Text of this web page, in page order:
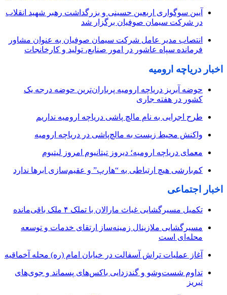
آیین سوگواری اربعین حسینی و بزرگداشت رهبر شهید انقلاب
در شرکت سیمان صوفیان برگزار شد
انتصاب مدیر عامل شرکت سیمان صوفیان به عنوان مشاور
فرمانده سپاه عاشور در امور صنایع، تولید و کارخانجات
اخبار دریاچه ارومیه
حوضه آبریز دریاچه ارومیه پرباران‌ترین حوضه‌ درجه یک
کشور در هفته جاری
طرح اجرایی به نام مالچ پاشی دریاچه ارومیه نداریم
واکنش محیط زیست به مالچ‌پاشی در دریاچه ارومیه
معمای دریاچه ارومیه؛ دیروز تیتانیوم امروز لیتیوم
کم‌بارشی هیچ ارتباطی به “هارپ” و عقیم‌سازی ابرها ندارد
اخبار اجتماعی
تکمیل مسیرگشایی غیاث مارالان با تملک ۴ ملک باقی‌مانده
مسیرگشایی ملازینال زمینه‌ساز ارتقای خدمات و توسعه
محله‌ای است
آغاز عملیات تراش آسفالت در خیابان امام (ره) محله آخماقیه
تداوم شست‌وشو و گندزدایی باکس‌های پسماند و جوی‌های
تبریز